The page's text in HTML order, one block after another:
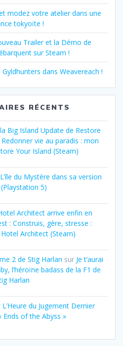
et modez votre atelier dans une
tokyoïte !
Trailer et la Démo de
sur Steam !
dans Weavereach !
RÉCENTS
Big Island Update de Restore
vie au paradis : mon
Your Island (Steam)
du Mystère dans sa version
5)
Architect arrive enfin en
: Construis, gère, stresse :
Architect (Steam)
2 de Stig Harlan sur Je t’aurai
l’héroïne badass de la F1 de
Harlan
du Jugement Dernier
Ends of the Abyss »